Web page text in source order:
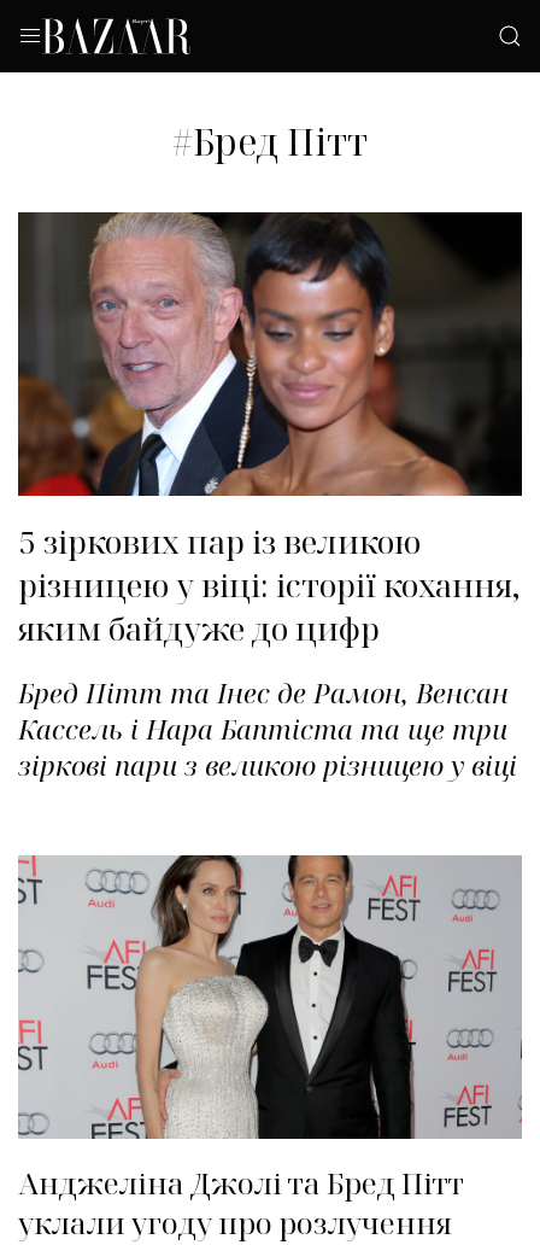
#Бред Пітт
5 зіркових пар із великою
різницею у віці: історії кохання,
яким байдуже до цифр
Бред Пітт та Інес де Рамон, Венсан
Кассель і Нара Баптіста та ще три
зіркові пари з великою різницею у віці
Анджеліна Джолі та Бред Пітт
уклали угоду про розлучення